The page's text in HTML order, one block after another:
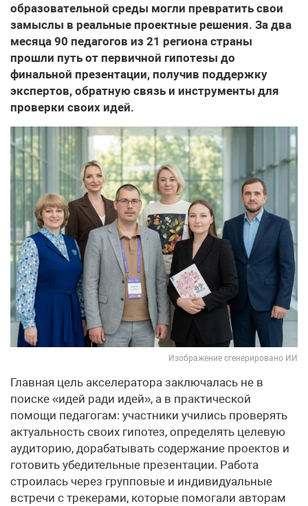
образовательной среды могли превратить свои
замыслы в реальные проектные решения. За два
месяца 90 педагогов из 21 региона страны
прошли путь от первичной гипотезы до
финальной презентации, получив поддержку
экспертов, обратную связь и инструменты для
проверки своих идей.
Изображение сгенерировано ИИ
Главная цель акселератора заключалась не в
поиске «идей ради идей», а в практической
помощи педагогам: участники учились проверять
актуальность своих гипотез, определять целевую
аудиторию, дорабатывать содержание проектов и
готовить убедительные презентации. Работа
строилась через групповые и индивидуальные
встречи с трекерами, которые помогали авторам